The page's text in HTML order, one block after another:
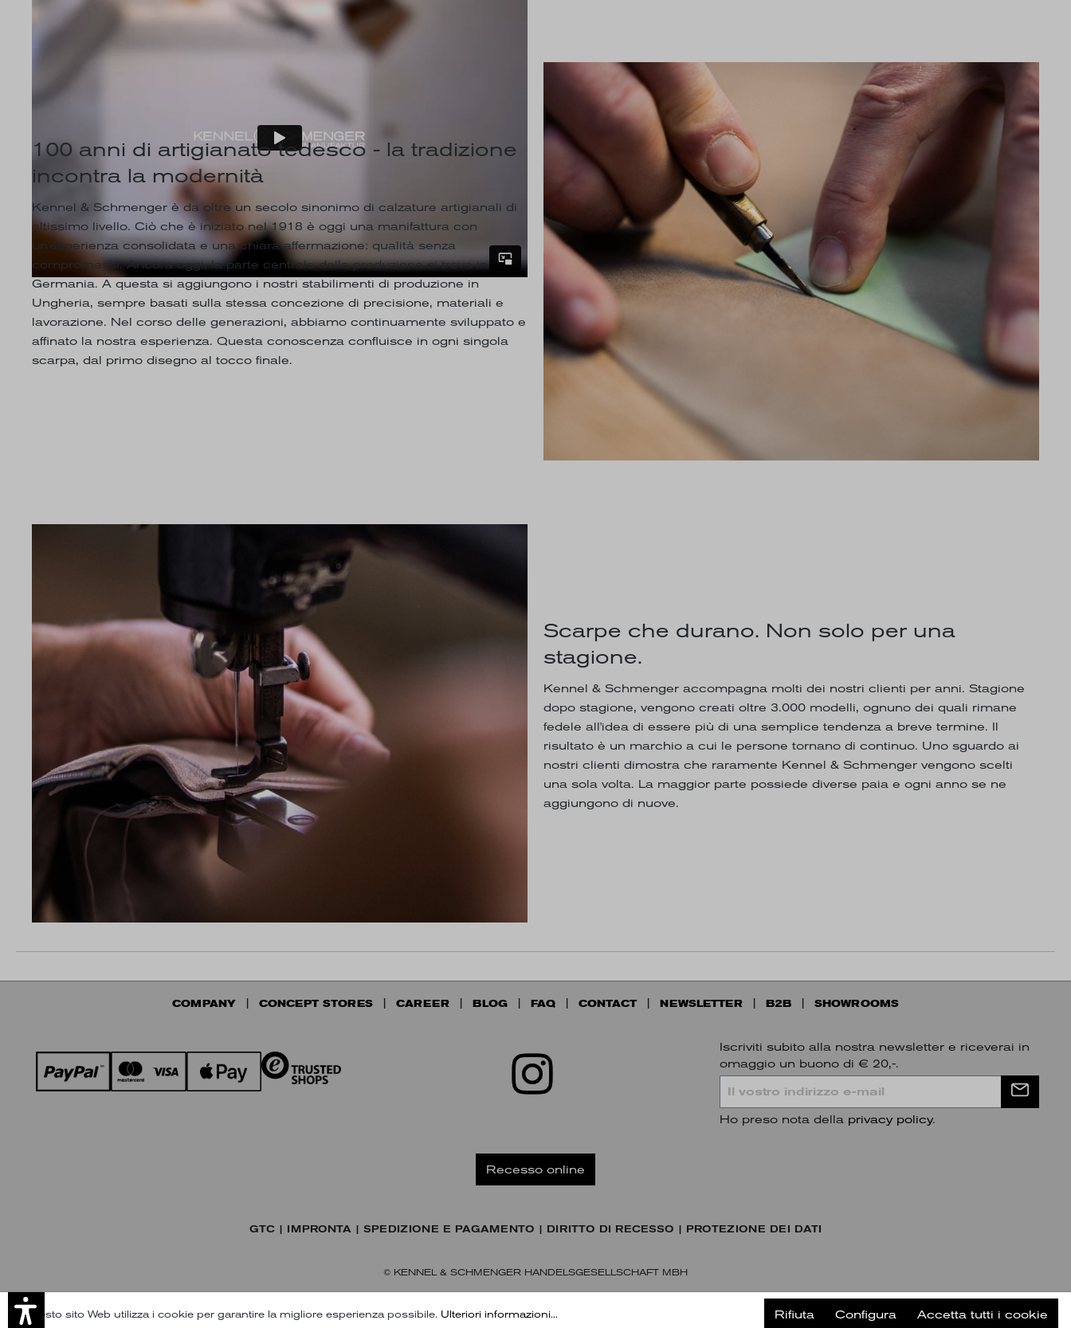
100 anni di artigianato tedesco - la tradizione
incontra la modernità
Kennel & Schmenger è da oltre un secolo sinonimo di calzature artigianali di
altissimo livello. Ciò che è iniziato nel 1918 è oggi una manifattura con
un'esperienza consolidata e una chiara affermazione: qualità senza
compromessi. Ancora oggi, la parte centrale della produzione si trova in
Germania. A questa si aggiungono i nostri stabilimenti di produzione in
Ungheria, sempre basati sulla stessa concezione di precisione, materiali e
lavorazione. Nel corso delle generazioni, abbiamo continuamente sviluppato e
affinato la nostra esperienza. Questa conoscenza confluisce in ogni singola
scarpa, dal primo disegno al tocco finale.
Scarpe che durano. Non solo per una
stagione.
Kennel & Schmenger accompagna molti dei nostri clienti per anni. Stagione
dopo stagione, vengono creati oltre 3.000 modelli, ognuno dei quali rimane
fedele all'idea di essere più di una semplice tendenza a breve termine. Il
risultato è un marchio a cui le persone tornano di continuo. Uno sguardo ai
nostri clienti dimostra che raramente Kennel & Schmenger vengono scelti
una sola volta. La maggior parte possiede diverse paia e ogni anno se ne
aggiungono di nuove.
COMPANY CONCEPT STORES CAREER BLOG FAQ CONTACT NEWSLETTER B2B SHOWROOMS
Iscriviti subito alla nostra newsletter e riceverai in
omaggio un buono di € 20,-.
Ho preso nota della privacy policy.
Recesso online
GTC IMPRONTA SPEDIZIONE E PAGAMENTO DIRITTO DI RECESSO PROTEZIONE DEI DATI
© KENNEL & SCHMENGER HANDELSGESELLSCHAFT MBH
Iscriviti ora alla nostra newsletter Iscriviti alla nostra newsletter Più tardi
Questo sito Web utilizza i cookie per garantire la migliore esperienza possibile. Ulteriori informazioni... Rifiuta Configura Accetta tutti i cookie